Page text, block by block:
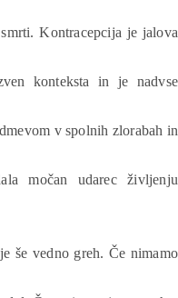
Kontracepcija je jalova
konteksta in je nadvse
v spolnih zlorabah in
močan udarec življenju
še vedno greh. Če nimamo